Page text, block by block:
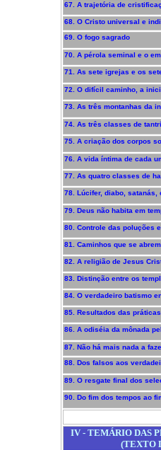
67. A trajetória de
68. O Cristo universal e
69. O fogo sagrado
70. A pérola seminal e o
71. As sete igrejas e os
72. O difícil caminho, a
73. As três montanhas da
74. As três classes de
75. A criação dos corpos
76. A vida íntima de cada
77. As quatro classes de
78. Lúcifer, diabo, satanás,
79. Deus não habita em
80. Controle das poluções
81. Caminhos que se
82. A religião de Jesus
83. Distinção entre os
84. O verdadeiro batismo
85. Resultados das
86. A odiséia da mônada
87. Não há mais nada a
88. Dos falsos aos
89. O resgate final dos
90. Do fim dos tempos ao
IV - TEMÁRIO DAS
(TEXTO